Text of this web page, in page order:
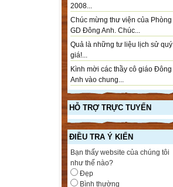
2008...
Chúc mừng thư viện của Phòng
GD Đông Anh. Chúc...
Quả là những tư liệu lịch sử quý
giá!...
Kình mời các thầy cô giáo Đông
Anh vào chung...
HỖ TRỢ TRỰC TUYẾN
ĐIỀU TRA Ý KIẾN
Bạn thấy website của chúng tôi
như thế nào?
Đẹp
Bình thường